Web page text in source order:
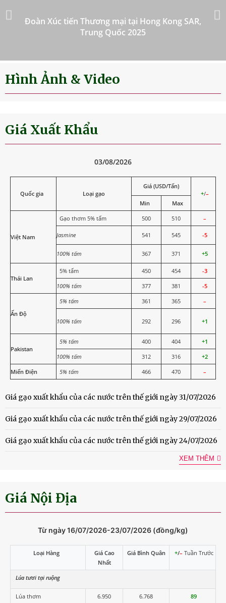
Đoàn Xúc tiến Thương mại tại Hong Kong SAR,
Trung Quốc 2025
Hình Ảnh & Video
Giá Xuất Khẩu
03/08/2026
Quốc gia Loại gạo
Giá (USD/Tấn)
+/–
Min
Max
Việt Nam
Gạo thơm 5% tấm 500 510 –
Jasmine 541 545 -5
100% tấm 367 371 +5
Thái Lan
5% tấm 450 454
-3
100% tấm
377 381 -5
Ấn Độ
5% tấm 361 365 –
100% tấm 292 296 +1
Pakistan
5% tấm 400 404
+1
100% tấm
312 316
+2
Miến Điện
5% tấm 466 470 –
Giá gạo xuất khẩu của các nước trên thế giới ngày 31/07/2026
Giá gạo xuất khẩu của các nước trên thế giới ngày 29/07/2026
Giá gạo xuất khẩu của các nước trên thế giới ngày 24/07/2026
XEM THÊM
Giá Nội Địa
Từ ngày 16/07/2026-23/07/2026 (đồng/kg)
Loại Hàng
Giá Cao
Nhất
Giá Bình Quân +/– Tuần Trước
Lúa tươi tại ruộng
Lúa thơm 6.950 6.768 89